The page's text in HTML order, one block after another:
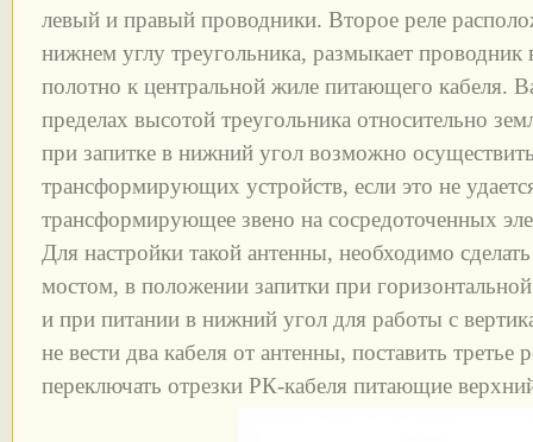
левый и правый проводники. Второе реле
нижнем углу треугольника, размыкает проводник
полотно к центральной жиле питающего кабеля.
пределах высотой треугольника относительно
при запитке в нижний угол возможно
трансформирующих устройств, если это не
трансформирующее звено на сосредоточенных
Для настройки такой антенны, необходимо
мостом, в положении запитки при
и при питании в нижний угол для работы с
не вести два кабеля от антенны, поставить
переключать отрезки РК-кабеля питающие